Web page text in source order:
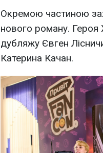
Окремою частиною
нового роману. Героя
дубляжу Євген
Катерина Качан.